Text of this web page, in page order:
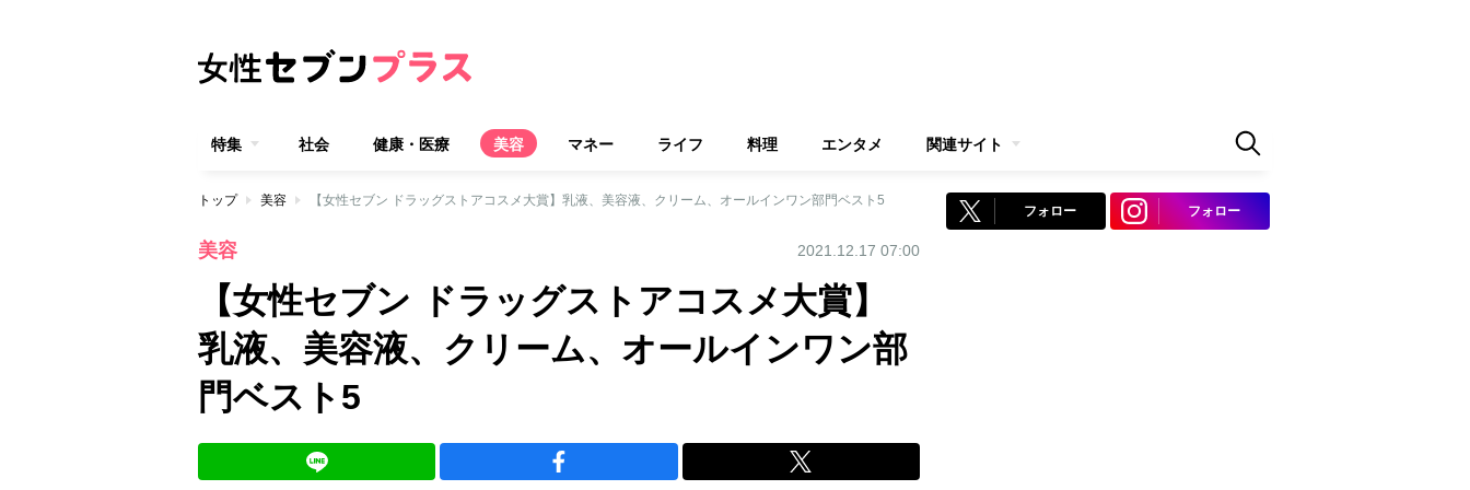
特集 社会 健康・医療 美容 マネー ライフ 料理 エンタメ 関連サイト
トップ 美容 【女性セブン ドラッグストアコスメ大賞】乳液、美容液、クリーム、オールインワン部門ベスト5
美容 2021.12.17 07:00
【女性セブン ドラッグストアコスメ大賞】
乳液、美容液、クリーム、オールインワン部
門ベスト5
フォロー フォロー